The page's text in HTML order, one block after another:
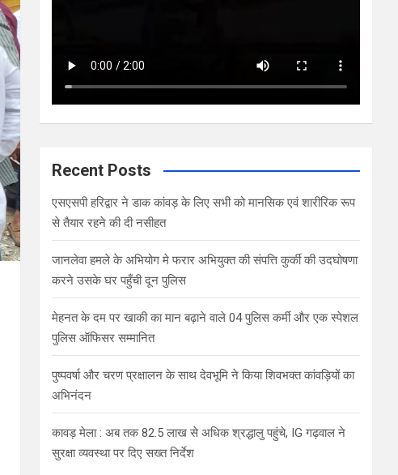
Recent Posts
एसएसपी हरिद्वार ने डाक कांवड़ के लिए सभी को मानसिक एवं शारीरिक रूप
से तैयार रहने की दी नसीहत
जानलेवा हमले के अभियोग मे फरार अभियुक्त की संपत्ति कुर्की की उदघोषणा
करने उसके घर पहुँची दून पुलिस
मेहनत के दम पर खाकी का मान बढ़ाने वाले 04 पुलिस कर्मी और एक स्पेशल
पुलिस ऑफिसर सम्मानित
पुष्पवर्षा और चरण प्रक्षालन के साथ देवभूमि ने किया शिवभक्त कांवड़ियों का
अभिनंदन
कावड़ मेला : अब तक 82.5 लाख से अधिक श्रद्धालु पहुंचे, IG गढ़वाल ने
सुरक्षा व्यवस्था पर दिए सख्त निर्देश